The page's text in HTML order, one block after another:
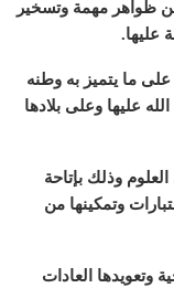
من ظواهر مهمة وتسخير
عليها.
على ما يتميز به وطنه
عليها وعلى بلادها
وذلك بإتاحة
وتمكينها من
وتعويدها العادات